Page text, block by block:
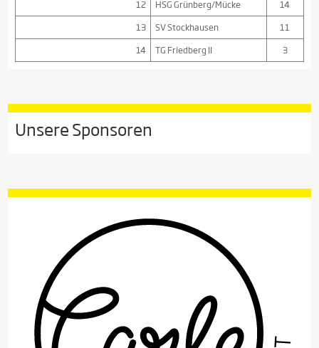
12
HSG Grünberg/Mücke
14
13
SV Stockhausen
11
14
TG Friedberg II 3
Unsere Sponsoren